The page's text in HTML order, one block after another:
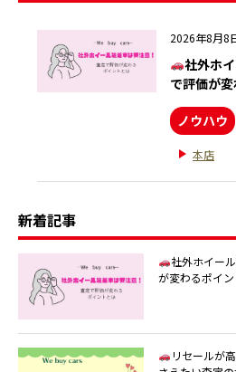
2026年8月8
社外ホ
で評価が
ノウハウ
本店
新着記事
社外ホイー
が変わるポイ
リセールが